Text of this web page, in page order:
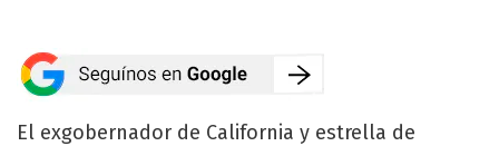
El exgobernador de California y estrella de